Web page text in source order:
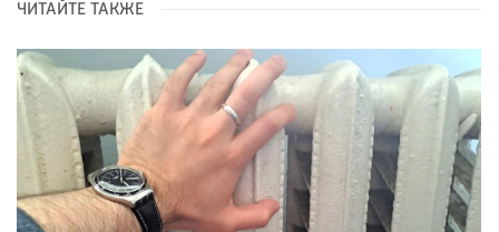
ЧИТАЙТЕ ТАКЖЕ